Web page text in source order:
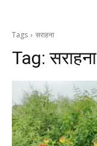
Tags सराहना
Tag:सराहना